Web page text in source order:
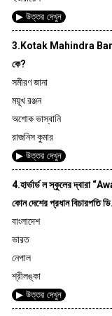
▶ উত্তর দেখুন
3.Kotak Mahindra Bank-
কে?
সমীরণ জানা
ময়ূখ রঞ্জন
অশোক ভাস্বানি
রাজনিস কুমার
▶ উত্তর দেখুন
4.হার্ভার্ড ল স্কুলের
কোন দেশের প্রধান বিচারপতি
বাংলাদেশ
ভারত
নেপাল
শ্রীলঙ্কা
▶ উত্তর দেখুন